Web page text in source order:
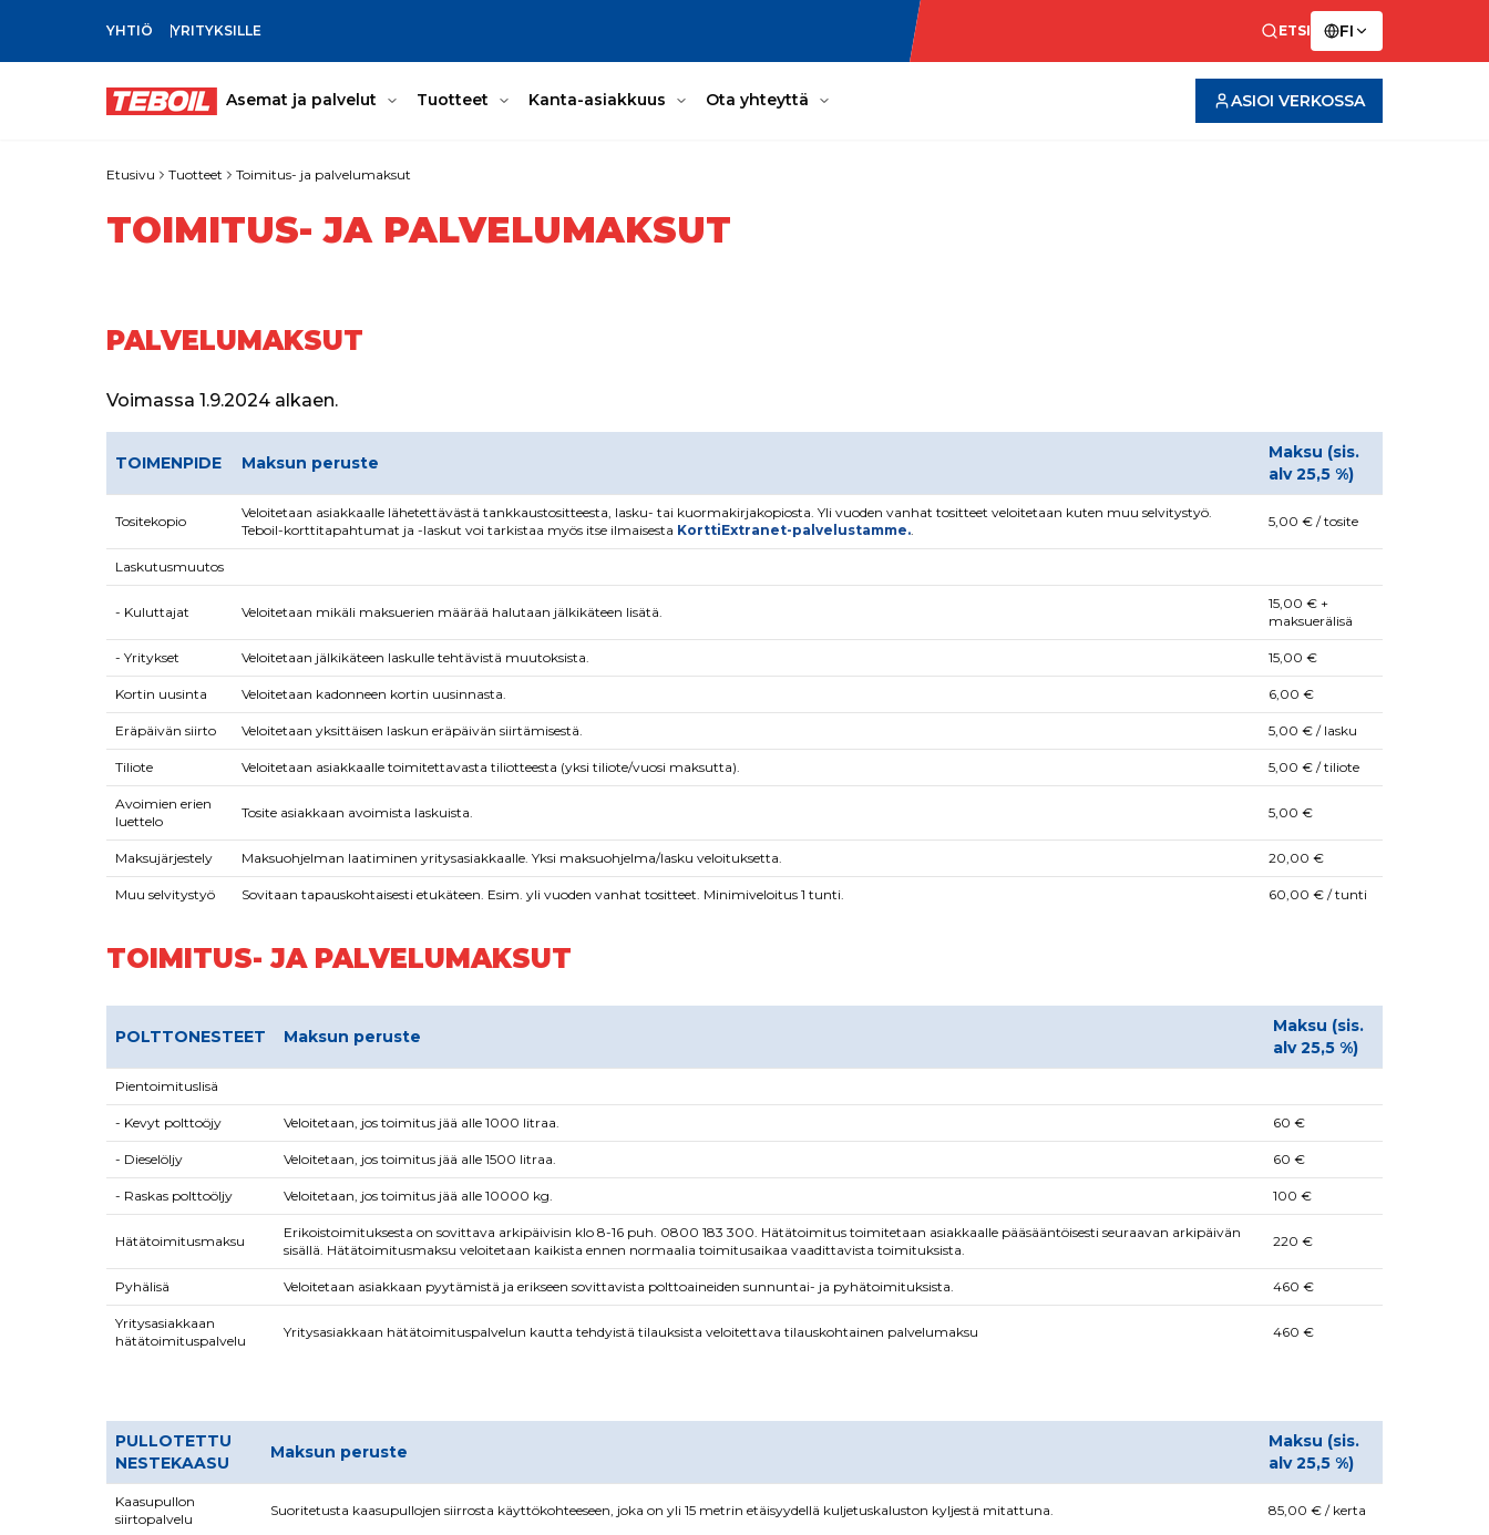
SIIRRY PÄÄSISÄLTÖÖN
YHTIÖ YRITYKSILLE ETSI FI
Asemat ja palvelut Tuotteet Kanta-asiakkuus Ota yhteyttä ASIOI VERKOSSA
Etusivu Tuotteet Toimitus- ja palvelumaksut
TOIMITUS- JA PALVELUMAKSUT
PALVELUMAKSUT
Voimassa 1.9.2024 alkaen.
TOIMENPIDE Maksun peruste
Maksu (sis.
alv 25,5 %)
Tositekopio
Veloitetaan asiakkaalle lähetettävästä tankkaustositteesta, lasku- tai kuormakirjakopiosta. Yli vuoden vanhat tositteet veloitetaan kuten muu selvitystyö.
Teboil-korttitapahtumat ja -laskut voi tarkistaa myös itse ilmaisesta KorttiExtranet-palvelustamme..
5,00 € / tosite
Laskutusmuutos
- Kuluttajat Veloitetaan mikäli maksuerien määrää halutaan jälkikäteen lisätä.
15,00 € +
maksuerälisä
- Yritykset Veloitetaan jälkikäteen laskulle tehtävistä muutoksista. 15,00 €
Kortin uusinta Veloitetaan kadonneen kortin uusinnasta. 6,00 €
Eräpäivän siirto Veloitetaan yksittäisen laskun eräpäivän siirtämisestä. 5,00 € / lasku
Tiliote Veloitetaan asiakkaalle toimitettavasta tiliotteesta (yksi tiliote/vuosi maksutta). 5,00 € / tiliote
Avoimien erien
luettelo
Tosite asiakkaan avoimista laskuista. 5,00 €
Maksujärjestely Maksuohjelman laatiminen yritysasiakkaalle. Yksi maksuohjelma/lasku veloituksetta. 20,00 €
Muu selvitystyö Sovitaan tapauskohtaisesti etukäteen. Esim. yli vuoden vanhat tositteet. Minimiveloitus 1 tunti. 60,00 € / tunti
TOIMITUS- JA PALVELUMAKSUT
POLTTONESTEET Maksun peruste
Maksu (sis.
alv 25,5 %)
Pientoimituslisä
- Kevyt polttoöjy Veloitetaan, jos toimitus jää alle 1000 litraa. 60 €
- Dieselöljy Veloitetaan, jos toimitus jää alle 1500 litraa. 60 €
- Raskas polttoöljy Veloitetaan, jos toimitus jää alle 10000 kg. 100 €
Hätätoimitusmaksu
Erikoistoimituksesta on sovittava arkipäivisin klo 8-16 puh. 0800 183 300. Hätätoimitus toimitetaan asiakkaalle pääsääntöisesti seuraavan arkipäivän
sisällä. Hätätoimitusmaksu veloitetaan kaikista ennen normaalia toimitusaikaa vaadittavista toimituksista.
220 €
Pyhälisä Veloitetaan asiakkaan pyytämistä ja erikseen sovittavista polttoaineiden sunnuntai- ja pyhätoimituksista. 460 €
Yritysasiakkaan
hätätoimituspalvelu
Yritysasiakkaan hätätoimituspalvelun kautta tehdyistä tilauksista veloitettava tilauskohtainen palvelumaksu 460 €
PULLOTETTU
NESTEKAASU
Maksun peruste
Maksu (sis.
alv 25,5 %)
Kaasupullon
siirtopalvelu
Suoritetusta kaasupullojen siirrosta käyttökohteeseen, joka on yli 15 metrin etäisyydellä kuljetuskaluston kyljestä mitattuna. 85,00 € / kerta